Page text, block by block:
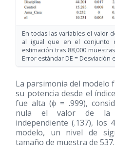
En todas las variables el valor
al igual que en el conjunto
estimación tras 88,000
Error estándar DE = Desviación
La parsimonia del modelo
su potencia desde el
fue alta (ϕ = .999),
nula el valor de la
independiente (.137), los
modelo, un nivel de
tamaño de muestra de 537.